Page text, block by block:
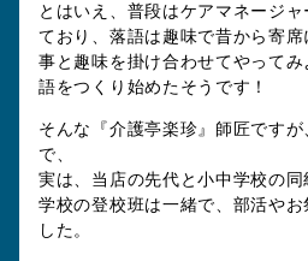
とはいえ、普段はケアマネージ
ており、落語は趣味で昔から寄
事と趣味を掛け合わせてやって
語をつくり始めたそうです！
そんな『介護亭楽珍』師匠です
で、
実は、当店の先代と小中学校の同
学校の登校班は一緒で、部活や
した。